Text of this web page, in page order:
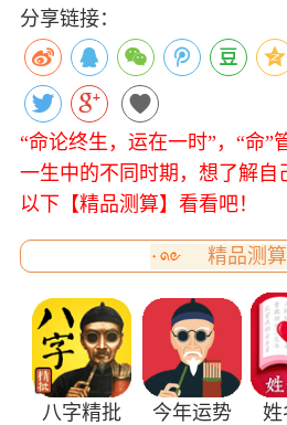
分享链接：
“命论终生，运在一时”，“命”
一生中的不同时期，想了解自
以下【精品测算】看看吧！
精品测算
八字精批 今年运势 姓